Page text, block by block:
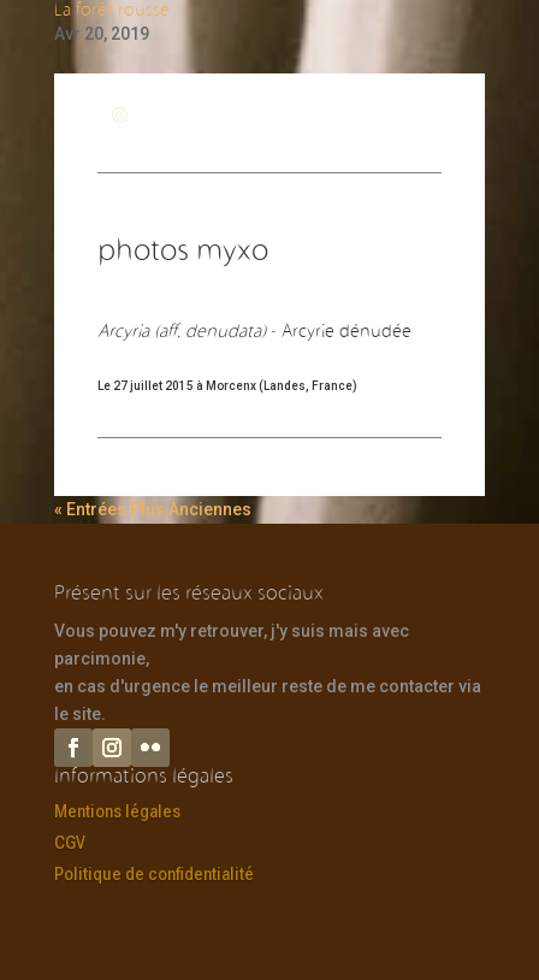
La forêt rousse
Avr 20, 2019
photos myxo
Arcyria (aff. denudata)- Arcyrie dénudée
Le 27 juillet 2015 à Morcenx (Landes, France)
« Entrées Plus Anciennes
Présent sur les réseaux sociaux
Vous pouvez m'y retrouver, j'y suis mais avec
parcimonie,
en cas d'urgence le meilleur reste de me contacter via
le site.
Informations légales
Mentions légales
CGV
Politique de confidentialité